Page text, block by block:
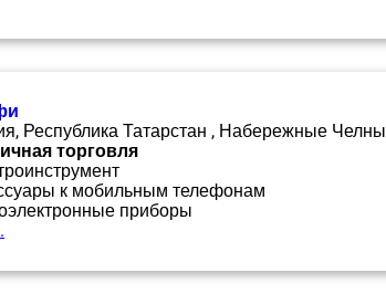
Республика Татарстан , Набережные Челны
торговля
к мобильным телефонам
приборы